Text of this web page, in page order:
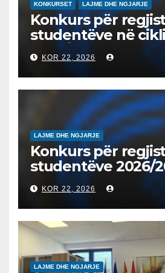
KONKURSET LAJME DHE NGJARJE
Konkurs për
studentëve në
2026/2027 –
запишување на
на втор циклус
2026/2027
KOR 22, 2026
LAJME DHE NGJARJE
Konkurs për
studentëve 2026/
Конкурс за
студенти за 2026/
KOR 22, 2026
LAJME DHE NGJARJE